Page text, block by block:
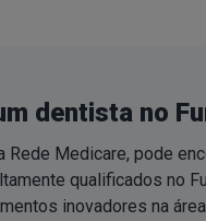
dentista no
Rede Medicare, pode
qualificados no
inovadores na